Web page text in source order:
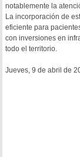
notablemente la
La incorporación de
eficiente para
con inversiones en
todo el territorio.
Jueves, 9 de abril de